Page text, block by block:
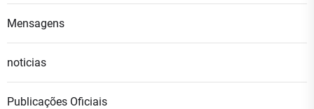
Mensagens
noticias
Publicações Oficiais